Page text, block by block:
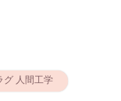
グ 人間工学